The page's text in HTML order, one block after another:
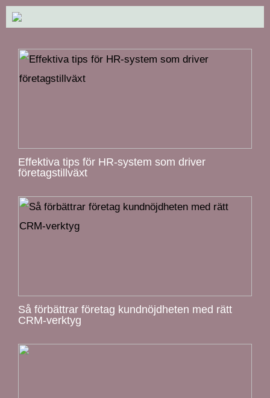
Effektiva tips för HR-system som driver
företagstillväxt
Så förbättrar företag kundnöjdheten med rätt
CRM-verktyg